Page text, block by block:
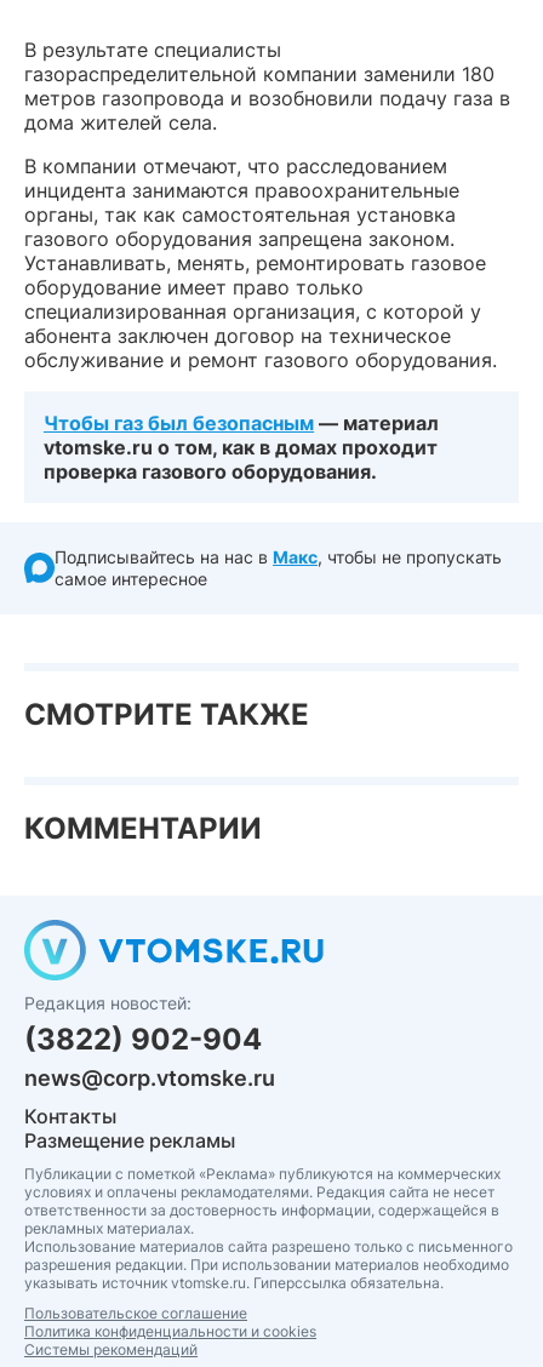
В результате специалисты
газораспределительной компании заменили 180
метров газопровода и возобновили подачу газа в
дома жителей села.
В компании отмечают, что расследованием
инцидента занимаются правоохранительные
органы, так как самостоятельная установка
газового оборудования запрещена законом.
Устанавливать, менять, ремонтировать газовое
оборудование имеет право только
специализированная организация, с которой у
абонента заключен договор на техническое
обслуживание и ремонт газового оборудования.
Чтобы газ был безопасным — материал
vtomske.ru о том, как в домах проходит
проверка газового оборудования.
Подписывайтесь на нас в Макс, чтобы не пропускать
самое интересное
СМОТРИТЕ ТАКЖЕ
КОММЕНТАРИИ
Редакция новостей:
(3822) 902-904
news@corp.vtomske.ru
Контакты
Размещение рекламы
Публикации с пометкой «Реклама» публикуются на коммерческих
условиях и оплачены рекламодателями. Редакция сайта не несет
ответственности за достоверность информации, содержащейся в
рекламных материалах.
Использование материалов сайта разрешено только с письменного
разрешения редакции. При использовании материалов необходимо
указывать источник vtomske.ru. Гиперссылка обязательна.
Пользовательское соглашение
Политика конфиденциальности и cookies
Системы рекомендаций